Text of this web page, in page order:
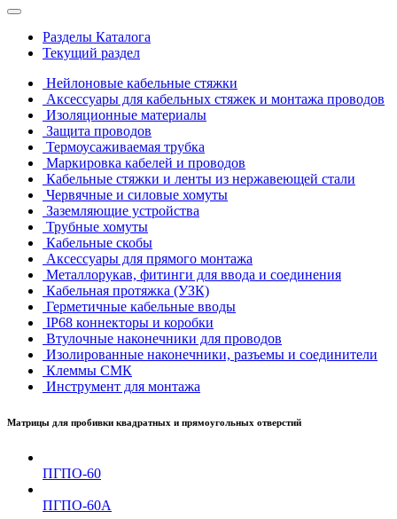
Разделы Каталога
Текущий раздел
Нейлоновые кабельные стяжки
Аксессуары для кабельных стяжек и монтажа проводов
Изоляционные материалы
Защита проводов
Термоусаживаемая трубка
Маркировка кабелей и проводов
Кабельные стяжки и ленты из нержавеющей стали
Червячные и силовые хомуты
Заземляющие устройства
Трубные хомуты
Кабельные скобы
Аксессуары для прямого монтажа
Металлорукав, фитинги для ввода и соединения
Кабельная протяжка (УЗК)
Герметичные кабельные вводы
IP68 коннекторы и коробки
Втулочные наконечники для проводов
Изолированные наконечники, разъемы и соединители
Клеммы СМК
Инструмент для монтажа
Матрицы для пробивки квадратных и прямоугольных отверстий
ПГПО-60
ПГПО-60А